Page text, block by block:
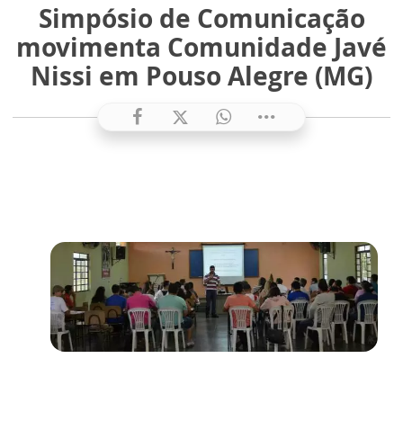
Simpósio de Comunicação
movimenta Comunidade Javé
Nissi em Pouso Alegre (MG)